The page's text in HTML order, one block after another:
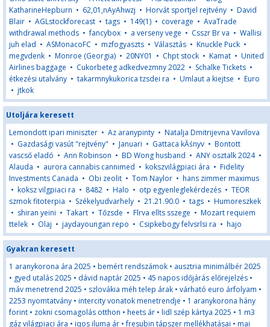
KatharineHepburn • 62,01,nAyAhwzj • Horvát sportjel rejtvény • David
Blair • AGLstockforecast • tags • 149(1) • coverage • AvaTrade
withdrawal methods •fancybox • a verseny vege • Csszr Br va • Wallisi
juh elad • ASMonacoFC • mzfogyaszts • Választás • Knuckle Puck •
megvdenk • Monroe (Georgia) • 20NY01 • Chpt stock • Kamat • United
Airlines baggage • Cukorbeteg adkedvezmny 2022 • Schalke Tickets •
étkezési utalvány • takarmnykukorica tzsdei ra • Umlaut a kiejtse • Euro
• jtkok
Utoljára keresett
Lemondott ipari miniszter • Az aranypinty • Natalja Dmitrijevna Vavilova
• Gazdasági vasút "rejtvény" • Januari • Gattaca kĂśnyv • Bontott
vascső eladó • Ann Robinson • BD Wong husband • ANY osztalk 2024•
Alauda • aurora cannabis cannimed • kokszvilágpiaci ára • Fidelity
Investments Canada • Obi zeolit • Tom Naylor • hans zimmer maximus
• koksz vilgpiaci ra • 8482 • Halo • otp egyenleglekérdezés • TEOR
szmok fitoterpia • Székelyudvarhely • 21.21.90.0 • tags • Humoreszkek
• shiran yeini • Takart • Tőzsde • Flrva ellts sszege • Mozart requiem
ttelek • Olaj • jaydayoungan repo • Csipkebogy felvsrlsi ra • hajo
Gyakran keresett
1 aranykorona ára 2025 • bemért rendszámok • ausztria minimálbér 2025
• gyed utalás 2025 • dávid naptár 2025 • 45 napos időjárás előrejelzés •
máv menetrend 2025 • szlovákia méh telep árak • várható euro árfolyam •
2253 nyomtatvány • intercity vonatok menetrendje • 1 aranykorona hány
forint • zokni csomagolás otthon • heets ár • lidl szép kártya 2025 • 1 m3
gáz világpiaci ára • iqos iluma ár •fresubin tápszer mellékhatásai • mai